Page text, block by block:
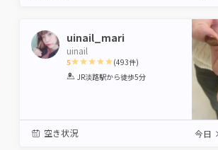
uinail_mari
uinail
5
1 2 3 4 5
(493件)
JR淡路駅から徒歩5分
空き状況 今日